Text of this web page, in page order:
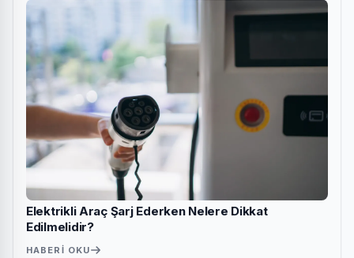
Elektrikli Araç Şarj Ederken Nelere Dikkat
Edilmelidir?
HABERI OKU